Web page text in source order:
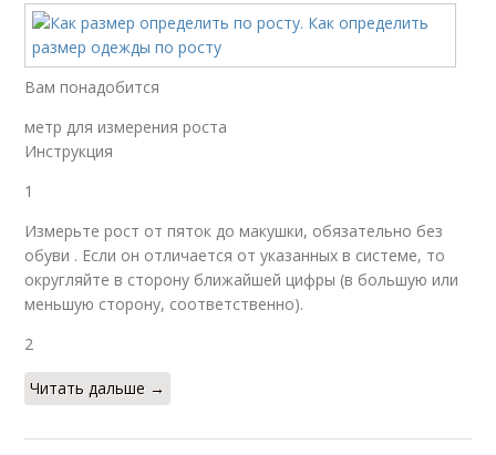
Вам понадобится
метр для измерения роста
Инструкция
1
Измерьте рост от пяток до макушки, обязательно без
обуви . Если он отличается от указанных в системе, то
округляйте в сторону ближайшей цифры (в большую или
меньшую сторону, соответственно).
2
Читать дальше →